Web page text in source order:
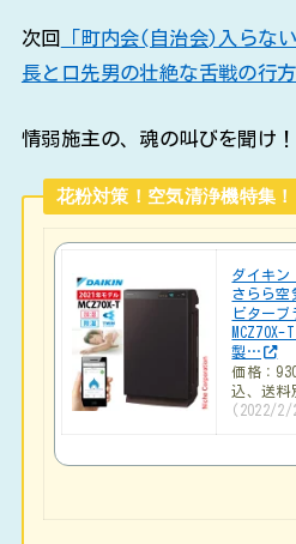
次回
「町内会(自治会)入らな
長と口先男の壮絶な舌戦の行方
情弱施主の、魂の叫びを聞け！
花粉対策！空気清浄機特集！
ダイキン
さらら空
ビターブ
製…
価格：
込、送料
(2022/2/